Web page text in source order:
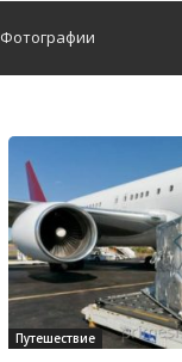
Фотографии
Путешествие